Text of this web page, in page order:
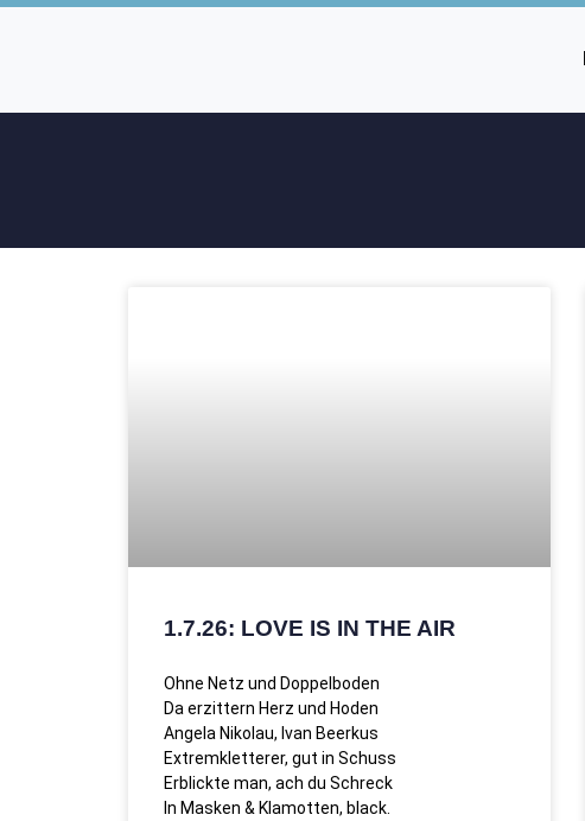
1.7.26: LOVE IS IN THE AIR
Ohne Netz und Doppelboden
Da erzittern Herz und Hoden
Angela Nikolau, Ivan Beerkus
Extremkletterer, gut in Schuss
Erblickte man, ach du Schreck
In Masken & Klamotten, black.